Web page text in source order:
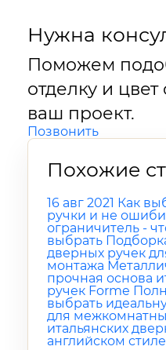
Нужна
Поможем
отделку и
ваш проект.
Позвонить
Похожие
16 авг 2021 Как
ручки и не
ограничитель -
выбрать
дверных ручек
монтажа
прочная основа
ручек Forme
выбрать
для
итальянских
английском стиле